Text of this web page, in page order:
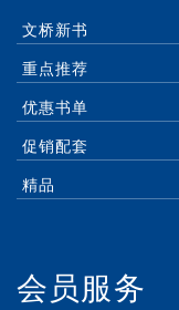
文桥新书
重点推荐
优惠书单
促销配套
精品
会员服务